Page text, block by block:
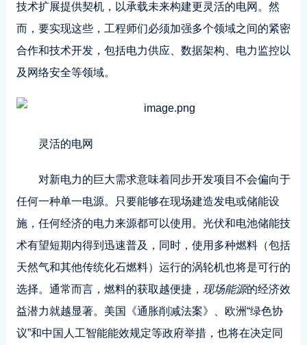
技术扩展提供契机，以承载未来构建更灵活的电网。然
而，要实现这些，工程师们必须加强多个领域之间的紧密
合作和技术开发，包括电力供应、数据架构、电力监控以
及网络安全等领域。
灵活的电网
对新电力的巨大需求意味着同步开发项目不会偏向于
任何一种单一电源。只要能够在现场建造发电或储能设
施，任何经济的电力来源都可以使用。光伏和电池储能技
术有望短期内得到迅速普及，同时，使用多种燃料（包括
天然气和其他传统化石燃料）运行的涡轮机也将是可行的
选择。通常而言，燃料的获取越便捷， 现场能源的经济效
益潜力就越显著。美国《通胀削减法案》、欧洲“绿色协
议”和中国人工智能能效规定等政府举措，也将在决定同